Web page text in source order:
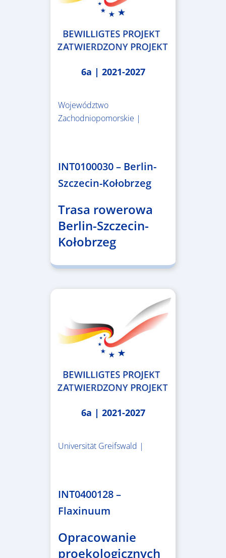
6a | 2021-2027
Województwo
Zachodniopomorskie |
INT0100030 – Berlin-
Szczecin-Kołobrzeg
Trasa rowerowa
Berlin-Szczecin-
Kołobrzeg
6a | 2021-2027
Universität Greifswald |
INT0400128 –
Flaxinuum
Opracowanie
proekologicznych